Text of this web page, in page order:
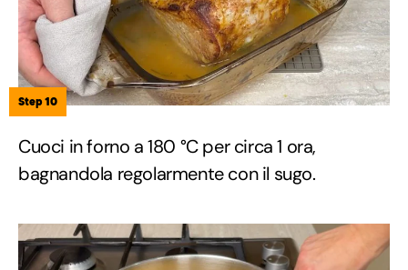
Step 10
Cuoci in forno a 180 °C per circa 1 ora,
bagnandola regolarmente con il sugo.